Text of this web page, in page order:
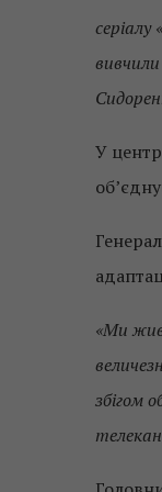
У
«Ми
збігом